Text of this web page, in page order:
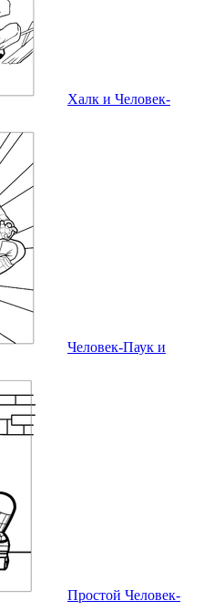
Халк и Человек-
Человек-Паук и
Простой Человек-